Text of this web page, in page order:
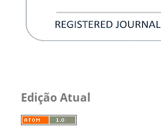
Edição Atual